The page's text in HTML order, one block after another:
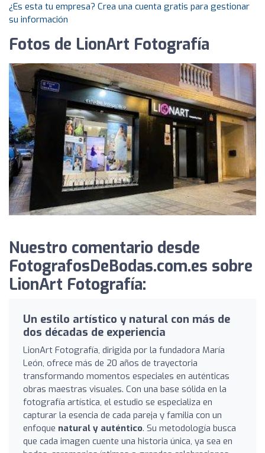
¿Es esta tu empresa? Crea una cuenta gratis para gestionar
su información
Fotos de LionArt Fotografía
Nuestro comentario desde
FotografosDeBodas.com.es sobre
LionArt Fotografía:
Un estilo artístico y natural con más de
dos décadas de experiencia
LionArt Fotografía, dirigida por la fundadora María
León, ofrece más de 20 años de trayectoria
transformando momentos especiales en auténticas
obras maestras visuales. Con una base sólida en la
fotografía artística, el estudio se especializa en
capturar la esencia de cada pareja y familia con un
enfoque natural y auténtico. Su metodología busca
que cada imagen cuente una historia única, ya sea en